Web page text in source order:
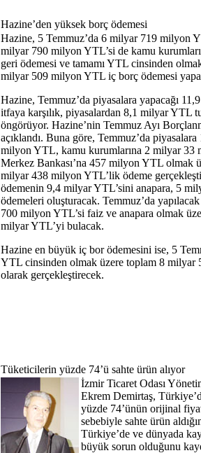
Hazine’den yüksek borç ödemesi
Hazine, 5 Temmuz’da 6 milyar 719 milyon
milyar 790 milyon YTL’si de kamu
geri ödemesi ve tamamı YTL cinsinden
milyar 509 milyon YTL iç borç ödemesi
Hazine, Temmuz’da piyasalara yapacağı
itfaya karşılık, piyasalardan 8,1 milyar YTL
öngörüyor. Hazine’nin Temmuz Ayı
açıklandı. Buna göre, Temmuz’da
milyon YTL, kamu kurumlarına 2 milyar 33
Merkez Bankası’na 457 milyon YTL olmak
milyar 438 milyon YTL’lik ödeme
ödemenin 9,4 milyar YTL’sini anapara, 5
ödemeleri oluşturacak. Temmuz’da
700 milyon YTL’si faiz ve anapara olmak
milyar YTL’yi bulacak.
Hazine en büyük iç bor ödemesini ise, 5
YTL cinsinden olmak üzere toplam 8
olarak gerçekleştirecek.
Tüketicilerin yüzde 74’ü sahte ürün alıyor
İzmir Ticaret Odası
Ekrem Demirtaş,
yüzde 74’ünün orijinal
sebebiyle sahte ürün
Türkiye’de ve dünyada
büyük sorun olduğunu